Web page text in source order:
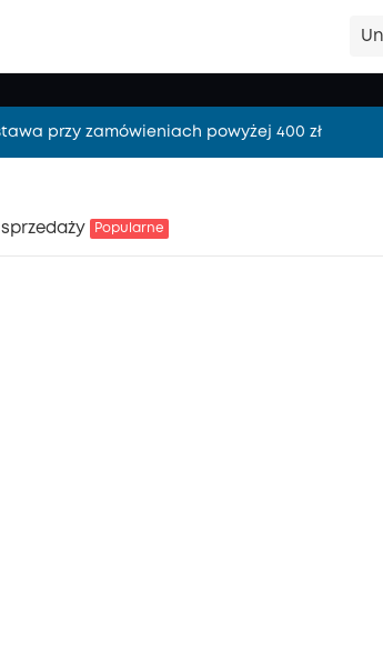
przy zamówieniach powyżej 400 zł
sprzedaży Popularne